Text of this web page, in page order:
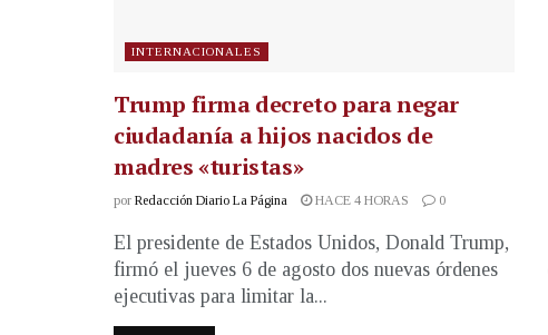
INTERNACIONALES
Trump firma decreto para negar
ciudadanía a hijos nacidos de
madres «turistas»
por Redacción Diario La Página HACE 4 HORAS 0
El presidente de Estados Unidos, Donald Trump,
firmó el jueves 6 de agosto dos nuevas órdenes
ejecutivas para limitar la...